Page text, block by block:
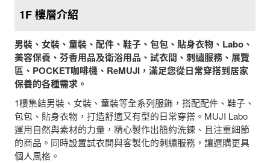
1F 樓層介紹
男裝、女裝、童裝、配件、鞋子、包包、貼身衣物、Labo、
美容保養、芬香用品及衛浴用品、試衣間、刺繡服務、展覽
區、POCKET咖啡機、ReMUJI，滿足您從日常穿搭到居家
保養的各種需求。
1樓集結男裝、女裝、童裝等全系列服飾，搭配配件、鞋子、
包包、貼身衣物，打造舒適又有型的日常穿搭。MUJI Labo
運用自然與素材的力量，精心製作出簡約洗鍊、且注重細節
的商品。同時設置試衣間與客製化的刺繡服務，讓選購更具
個人風格。